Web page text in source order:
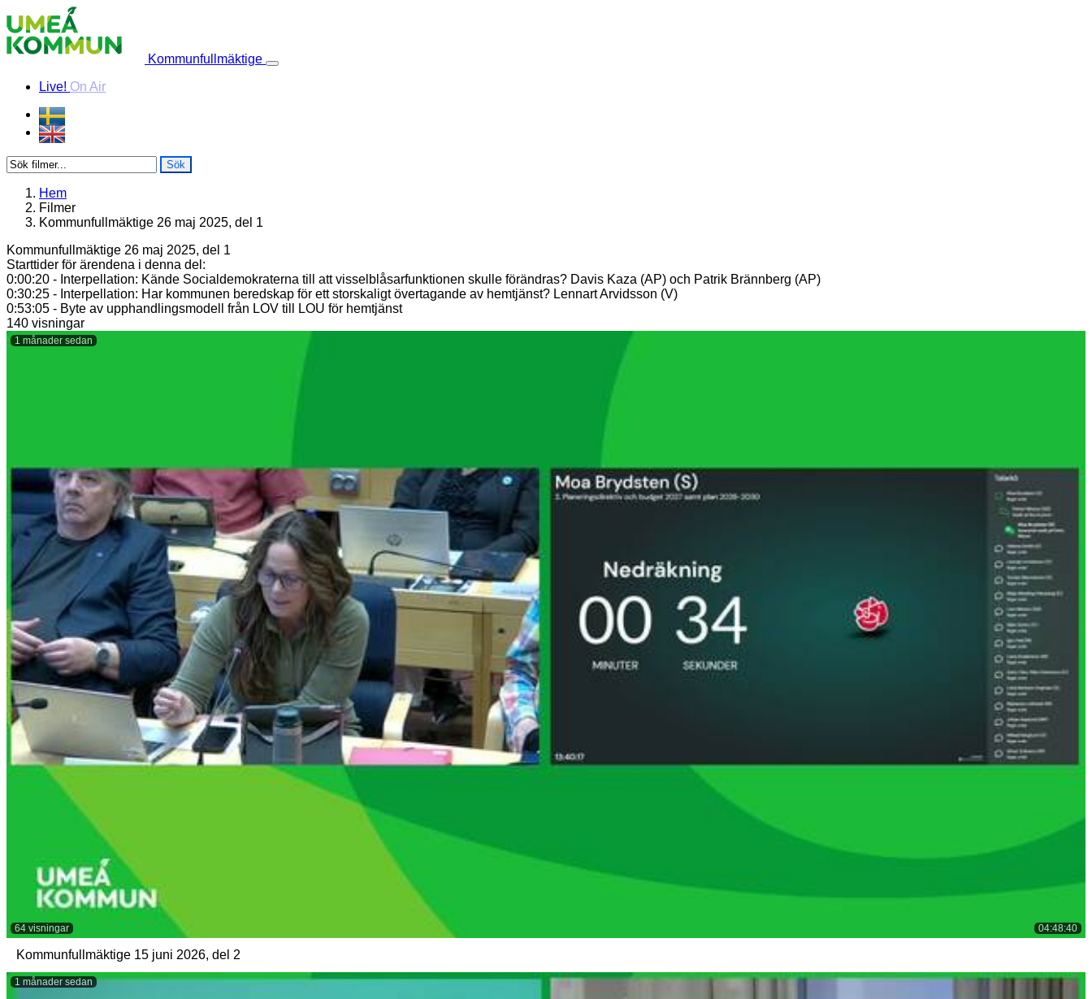
Skip to content
Kommunfullmäktige
Live! On Air
Sök
Hem
Filmer
Kommunfullmäktige 26 maj 2025, del 1
Kommunfullmäktige 26 maj 2025, del 1
Starttider för ärendena i denna del:
0:00:20 - Interpellation: Kände Socialdemokraterna till att visselblåsarfunktionen skulle förändras? Davis Kaza (AP) och Patrik Brännberg (AP)
0:30:25 - Interpellation: Har kommunen beredskap för ett storskaligt övertagande av hemtjänst? Lennart Arvidsson (V)
0:53:05 - Byte av upphandlingsmodell från LOV till LOU för hemtjänst
140 visningar
04:48:40
64 visningar
1 månader sedan
Kommunfullmäktige 15 juni 2026, del 2
1 månader sedan